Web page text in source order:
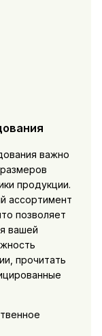
важно
продукции.
ассортимент
позволяет
вашей
прочитать